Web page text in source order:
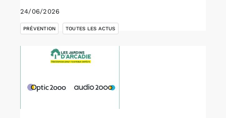
24/06/2026
PRÉVENTION
,
TOUTES LES ACTUS